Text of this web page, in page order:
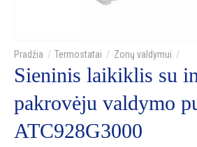
Termostatai Zonų valdymui
Sieninis laikiklis su
pakrovėju valdymo
ATC928G3000